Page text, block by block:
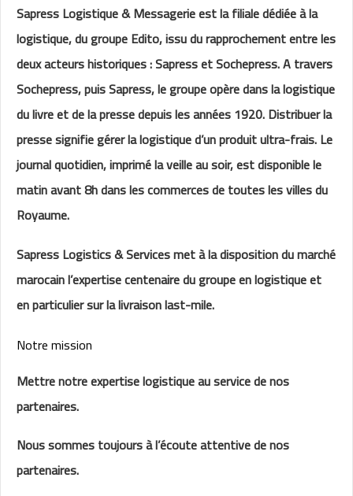
Sapress Logistique & Messagerie est la filiale dédiée à la
logistique, du groupe Edito, issu du rapprochement entre les
deux acteurs historiques : Sapress et Sochepress. A travers
Sochepress, puis Sapress, le groupe opère dans la logistique
du livre et de la presse depuis les années 1920. Distribuer la
presse signifie gérer la logistique d’un produit ultra-frais. Le
journal quotidien, imprimé la veille au soir, est disponible le
matin avant 8h dans les commerces de toutes les villes du
Royaume.
Sapress Logistics & Services met à la disposition du marché
marocain l’expertise centenaire du groupe en logistique et
en particulier sur la livraison last-mile.
Notre mission
Mettre notre expertise logistique au service de nos
partenaires.
Nous sommes toujours à l’écoute attentive de nos
partenaires.